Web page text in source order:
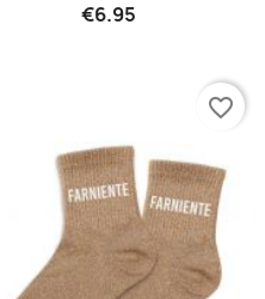
€6.95
favorite_border